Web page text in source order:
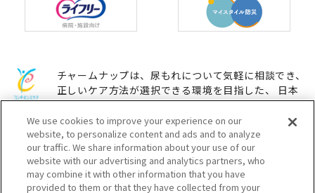
チャームナップは、尿もれについて気軽に相談でき、
正しいケア方法が選択できる環境を目指した、 日本
コンチネンス協会のコンチネンスケアマーク普及活動
に参加しています。
ユニ・チャームHOME お問い合わせ
We use cookies to improve your experience on our
website, to personalize content and ads and to analyze
our traffic. We share information about your use of our
website with our advertising and analytics partners, who
may combine it with other information that you have
provided to them or that they have collected from your